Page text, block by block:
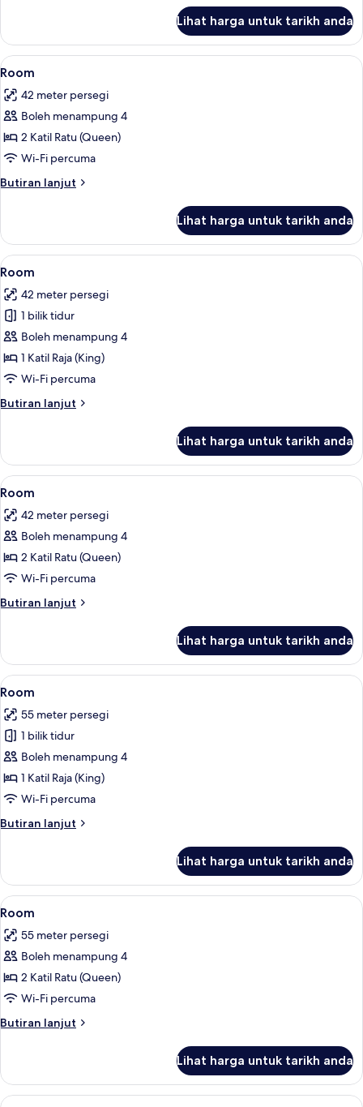
Lihat harga untuk tarikh anda
Lihat
semua
foto
untuk
Room
Tilam berlapik, peti besi dalam bilik,
5
Room
42 meter persegi
Boleh menampung 4
2 Katil Ratu (Queen)
Wi-Fi percuma
Butiran lanjut
Butiran
Lihat harga untuk tarikh anda
Lihat
semua
foto
untuk
Room
Tilam berlapik, peti besi dalam bilik,
4
Room
42 meter persegi
1 bilik tidur
Boleh menampung 4
1 Katil Raja (King)
Wi-Fi percuma
Butiran lanjut
Butiran
Lihat harga untuk tarikh anda
Lihat
semua
foto
untuk
Room
Tilam berlapik, peti besi dalam bilik,
4
Room
42 meter persegi
Boleh menampung 4
2 Katil Ratu (Queen)
Wi-Fi percuma
Butiran lanjut
Butiran
Lihat harga untuk tarikh anda
Lihat
semua
foto
untuk
Room
Tilam berlapik, peti besi dalam bilik,
5
Room
55 meter persegi
1 bilik tidur
Boleh menampung 4
1 Katil Raja (King)
Wi-Fi percuma
Butiran lanjut
Butiran
Lihat harga untuk tarikh anda
Lihat
semua
foto
untuk
Room
Tilam berlapik, peti besi dalam bilik,
5
Room
55 meter persegi
Boleh menampung 4
2 Katil Ratu (Queen)
Wi-Fi percuma
Butiran lanjut
Butiran
Lihat harga untuk tarikh anda
Tilam berlapik, peti besi dalam bilik,